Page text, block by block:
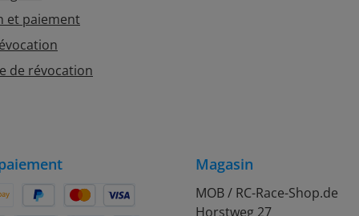
et paiement
de révocation
Magasin
MOB / RC-Race-Shop.de
Horstweg 27